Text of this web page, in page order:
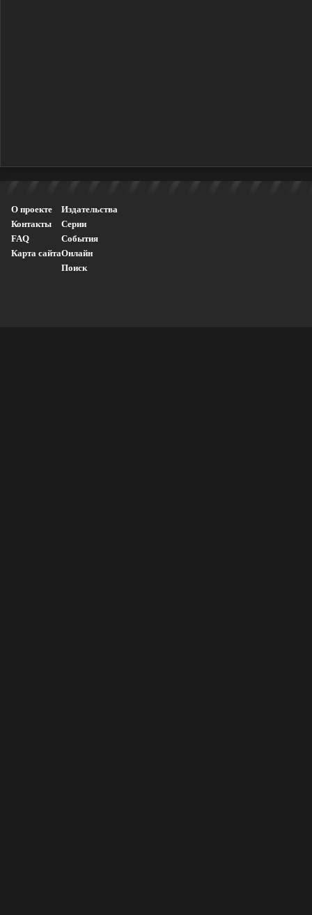
О проекте
Контакты
FAQ
Карта сайта
Издательства
Серии
События
Онлайн
Поиск